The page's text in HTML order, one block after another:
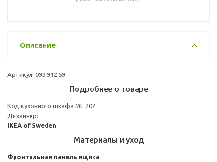
Описание
Артикул: 093.912.59
Подробнее о товаре
Код кухонного шкафа ME 202
Дизайнер:
IKEA of Sweden
Материалы и уход
Фронтальная панель ящика